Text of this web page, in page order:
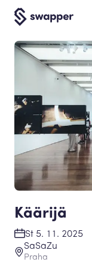
Käärijä
St 5. 11. 2025
SaSaZu
Praha